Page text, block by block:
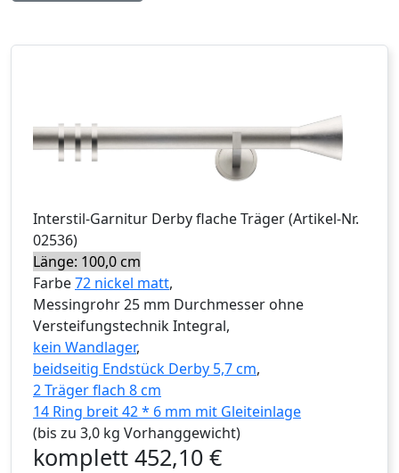
Interstil-Garnitur Derby flache Träger(Artikel-Nr.
02536)
Länge: 100,0 cm
Farbe72 nickel matt,
Messingrohr 25 mm Durchmesser ohne
Versteifungstechnik Integral,
kein Wandlager,
beidseitig Endstück Derby 5,7 cm,
2 Träger flach 8 cm
14 Ring breit 42 * 6 mm mit Gleiteinlage
(bis zu 3,0 kg Vorhanggewicht)
komplett 452,10 €